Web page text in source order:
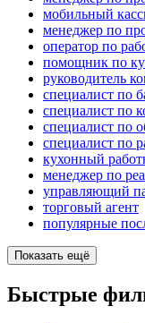
мобильный
менеджер по
оператор по
помощник по
руководитель
специалист по
специалист по
специалист по
специалист по
кухонный
менеджер по
управляющий
торговый агент
популярные
Показать ещё
Быстрые